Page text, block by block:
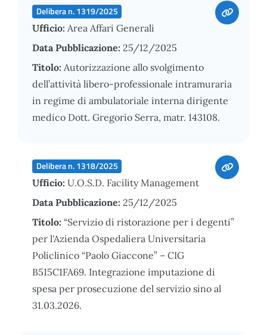
Delibera n. 1319/2025
Ufficio: Area Affari Generali
Data Pubblicazione: 25/12/2025
Titolo: Autorizzazione allo svolgimento
dell’attività libero-professionale intramuraria
in regime di ambulatoriale interna dirigente
medico Dott. Gregorio Serra, matr. 143108.
Delibera n. 1318/2025
Ufficio: U.O.S.D. Facility Management
Data Pubblicazione: 25/12/2025
Titolo: “Servizio di ristorazione per i degenti”
per l'Azienda Ospedaliera Universitaria
Policlinico “Paolo Giaccone” – CIG
B515C1FA69. Integrazione imputazione di
spesa per prosecuzione del servizio sino al
31.03.2026.